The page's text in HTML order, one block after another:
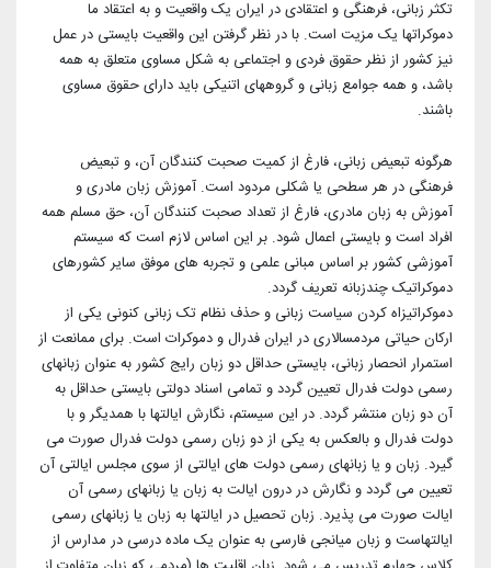
تکثر زبانی، فرهنگی و اعتقادی در ایران یک واقعیت و به اعتقاد ما
دموکراتها یک مزیت است. با در نظر گرفتن این واقعیت بایستی در عمل
نیز کشور از نظر حقوق فردی و اجتماعی به شکل مساوی متعلق به همه
باشد، و همه جوامع زبانی و گروههای اتنیکی باید دارای حقوق مساوی
باشند.
هر‌گونه تبعیض زبانی، فارغ از کمیت صحبت کنندگان آن، و تبعیض
فرهنگی در هر سطحی یا شکلی مردود است. آموزش زبان مادری و
آموزش به ‌زبان مادری، فارغ از تعداد صحبت کنندگان آن، حق مسلم همه
افراد است و بایستی اعمال شود. بر این اساس لازم است که سیستم
آموزشی کشور بر اساس مبانی علمی و تجربه های موفق سایر کشورهای
دموکراتیک چندزبانه تعریف گردد.
دموکراتیزاه کردن سیاست زبانی و حذف نظام تک زبانی کنونی یکی از
ارکان حیاتی مردمسالاری در ایران فدرال و دموکرات است. برای ممانعت از
استمرار انحصار زبانی، بایستی حداقل دو زبان رایج کشور به عنوان زبانهای
رسمی دولت فدرال تعیین گردد و تمامی اسناد دولتی بایستی حداقل به
آن دو زبان منتشر گردد. در این سیستم، نگارش ایالتها با همدیگر و با
دولت فدرال و بالعکس به یکی از دو زبان رسمی دولت فدرال صورت می
گیرد. زبان و یا زبانهای رسمی دولت های ایالتی از سوی مجلس ایالتی آن
تعیین می گردد و نگارش در درون ایالت به زبان یا زبانهای رسمی آن
ایالت صورت می پذیرد. زبان تحصیل در ایالتها به زبان یا زبانهای رسمی
ایالتهاست و زبان میانجی فارسی به عنوان یک ماده درسی در مدارس از